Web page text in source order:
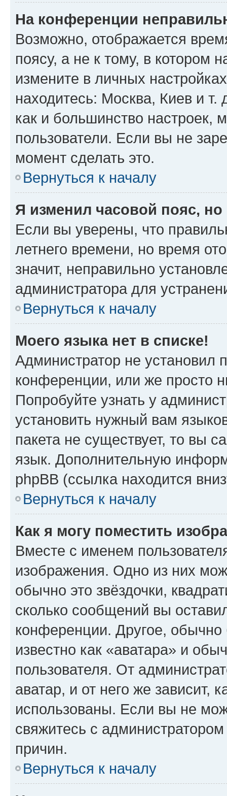
На конференции
Возможно, отображается
поясу, а не к тому, в котором
измените в личных
находитесь: Москва, Киев и т.
как и большинство настроек,
пользователи. Если вы не
момент сделать это.
Вернуться к началу
Я изменил часовой пояс,
Если вы уверены, что
летнего времени, но время
значит, неправильно
администратора для
Вернуться к началу
Моего языка нет в списке!
Администратор не установил
конференции, или же просто
Попробуйте узнать у
установить нужный вам
пакета не существует, то вы
язык. Дополнительную
phpBB (ссылка находится
Вернуться к началу
Как я могу поместить
Вместе с именем
изображения. Одно из них
обычно это звёздочки,
сколько сообщений вы
конференции. Другое,
известно как «аватара» и
пользователя. От
аватар, и от него же зависит,
использованы. Если вы не
свяжитесь с
причин.
Вернуться к началу